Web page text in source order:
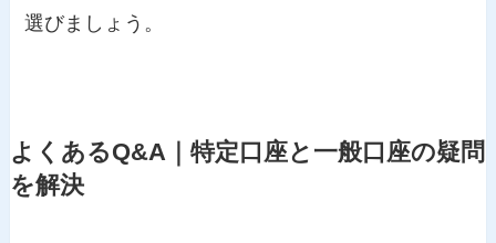
選びましょう。
よくあるQ&A｜特定口座と一般口座の疑問
を解決